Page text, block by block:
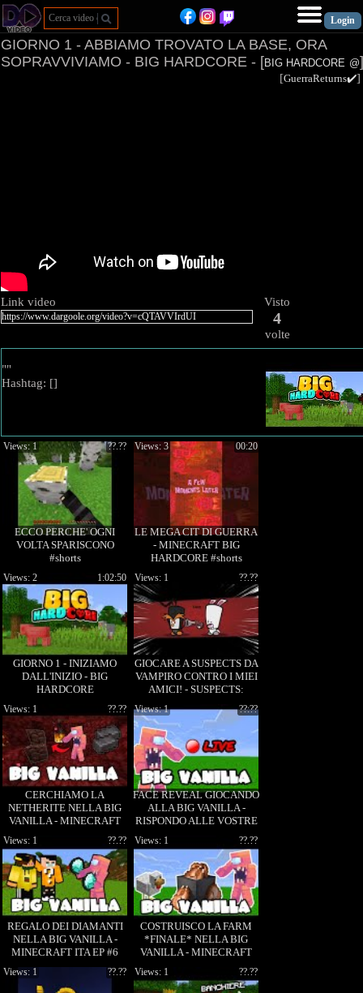
GIORNO 1 - ABBIAMO TROVATO LA BASE, ORA
SOPRAVVIVIAMO - BIG HARDCORE - [BIG HARDCORE @]
[GuerraReturns✔️]
Link video Visto
4
volte
""
Hashtag: []
ECCO PERCHE' OGNI
VOLTA SPARISCONO
#shorts
??.??
Views: 1
LE MEGA CIT DI GUERRA
- MINECRAFT BIG
HARDCORE #shorts
00:20
Views: 3
GIORNO 1 - INIZIAMO
DALL'INIZIO - BIG
HARDCORE
1:02:50
Views: 2
GIOCARE A SUSPECTS DA
VAMPIRO CONTRO I MIEI
AMICI! - SUSPECTS:
MYSTERY MANSION
??.??
Views: 1
CERCHIAMO LA
NETHERITE NELLA BIG
VANILLA - MINECRAFT
??.??
Views: 1
FACE REVEAL GIOCANDO
ALLA BIG VANILLA -
RISPONDO ALLE VOSTRE
??:??
Views: 1
REGALO DEI DIAMANTI
NELLA BIG VANILLA -
MINECRAFT ITA EP #6
??.??
Views: 1
COSTRUISCO LA FARM
*FINALE* NELLA BIG
VANILLA - MINECRAFT
??.??
Views: 1
??.??
Views: 1 ??.??
Views: 1